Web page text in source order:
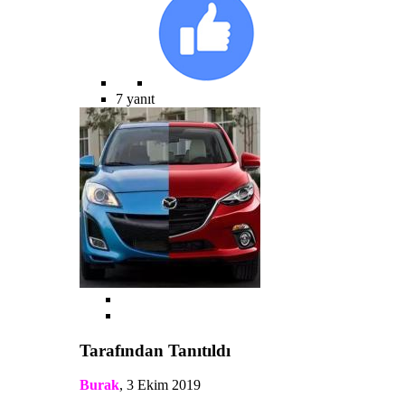
7 yanıt
Tarafından Tanıtıldı
Burak, 3 Ekim 2019